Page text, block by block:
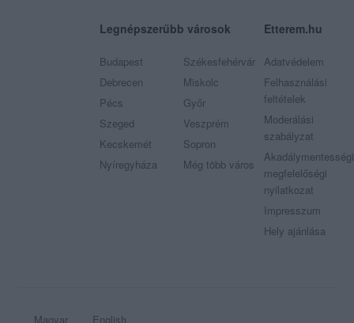
Legnépszerűbb városok
Budapest
Debrecen
Pécs
Szeged
Kecskemét
Nyíregyháza
Székesfehérvár
Miskolc
Győr
Veszprém
Sopron
Még több város
Etterem.hu
Adatvédelem
Felhasználási
feltételek
Moderálási
szabályzat
Akadálymentességi
megfelelőségi
nyilatkozat
Impresszum
Hely ajánlása
Magyar English